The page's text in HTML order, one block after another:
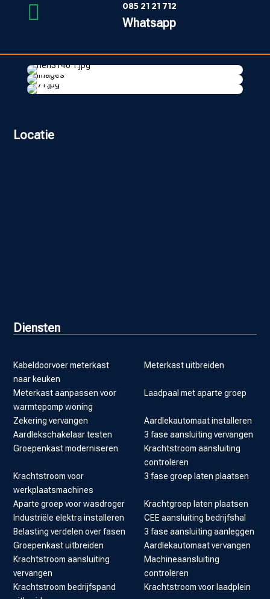
 085 21 21 712
Whatsapp
Locatie
Diensten
Kabeldoorvoer meterkast
naar keuken
Meterkast uitbreiden
Meterkast aanpassen voor
warmtepomp woning
Laadpaal met aparte groep
Zekering vervangen
Aardlekautomaat installeren
Aardlekschakelaar testen
3 fase aansluiting vervangen
Groepenkast moderniseren
Krachtstroom aansluiting
controleren
Krachtstroom voor
werkplaatsmachines
3 fase groep laten plaatsen
Aparte groep voor wasdroger
Krachtgroep laten plaatsen
Industriële elektra installeren
CEE aansluiting bedrijfshal
Belasting verdelen over fasen
3 fase aansluiting aanleggen
Groepenkast uitbreiden
Aardlekautomaat vervangen
Krachtstroom aansluiting
vervangen
Machineaansluiting
controleren
Krachtstroom bedrijfspand
Krachtstroom voor laadplein